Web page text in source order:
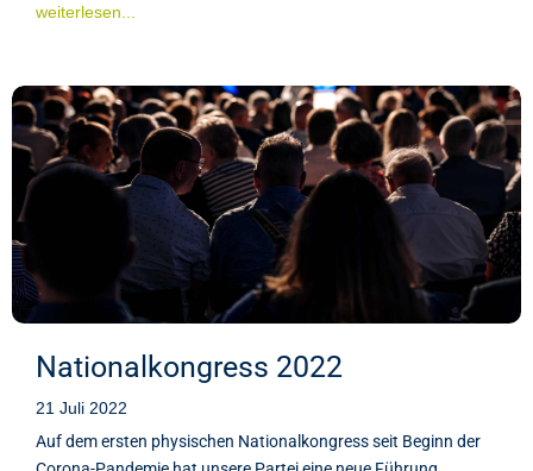
weiterlesen...
Nationalkongress 2022
21 Juli 2022
Auf dem ersten physischen Nationalkongress seit Beginn der